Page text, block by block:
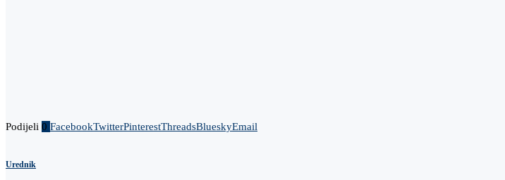
Podijeli 0 FacebookTwitterPinterestThreadsBlueskyEmail
Urednik